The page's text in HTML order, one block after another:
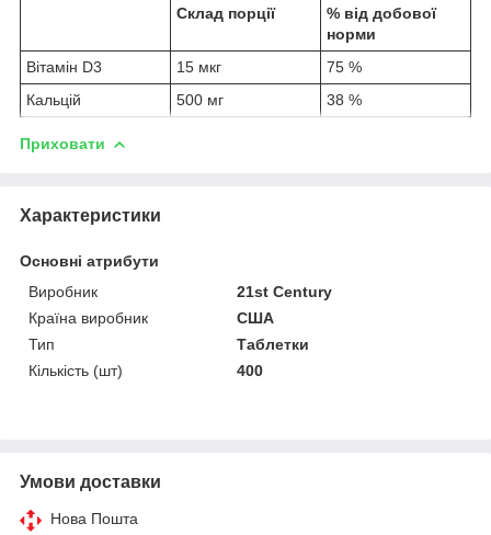
Склад порції
% від добової
норми
Вітамін D3
15 мкг
75 %
Кальцій
500 мг 38 %
Приховати
Характеристики
Основні атрибути
Виробник
21st Century
Країна виробник
США
Тип
Таблетки
Кількість (шт)
400
Умови доставки
Нова Пошта